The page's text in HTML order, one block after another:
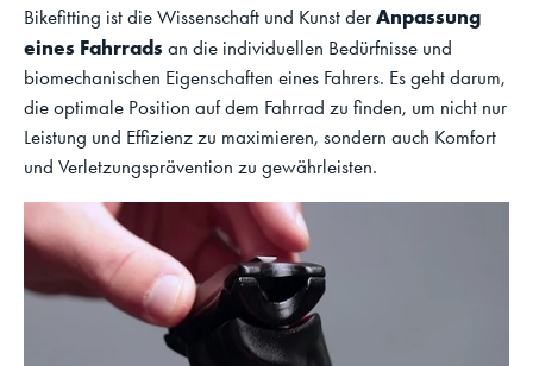
Bikefitting ist die Wissenschaft und Kunst der Anpassung
eines Fahrrads an die individuellen Bedürfnisse und
biomechanischen Eigenschaften eines Fahrers. Es geht darum,
die optimale Position auf dem Fahrrad zu finden, um nicht nur
Leistung und Effizienz zu maximieren, sondern auch Komfort
und Verletzungsprävention zu gewährleisten.